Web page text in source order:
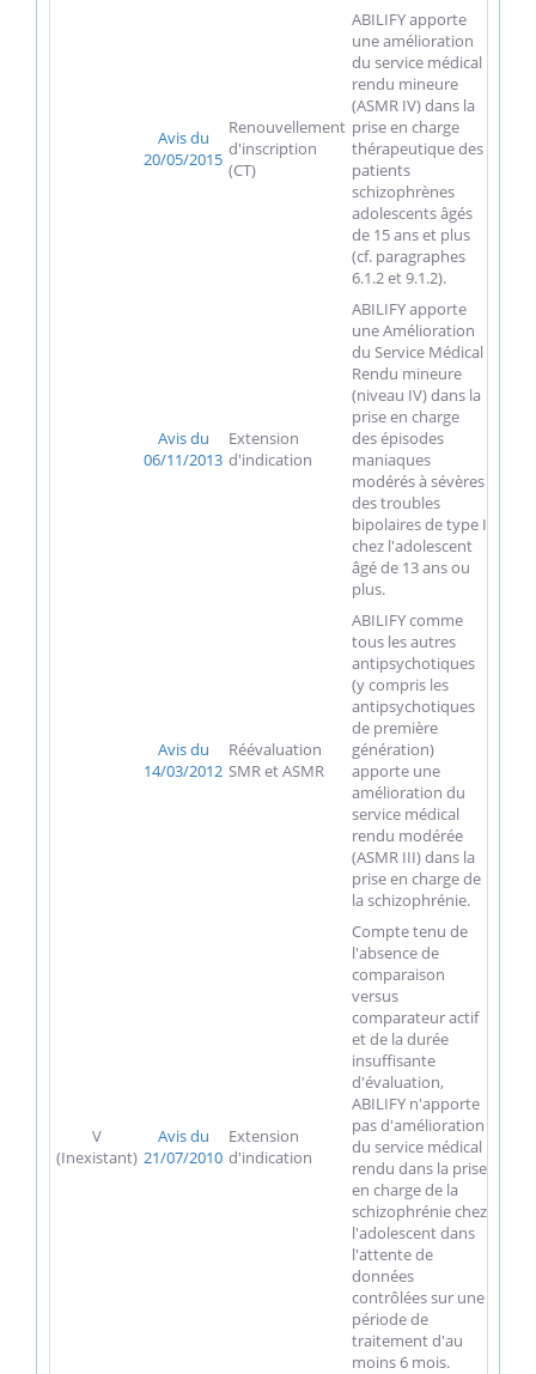
Avis du
20/05/2015
Renouvellement
d'inscription
(CT)
ABILIFY apporte
une amélioration
du service médical
rendu mineure
(ASMR IV) dans la
prise en charge
thérapeutique des
patients
schizophrènes
adolescents âgés
de 15 ans et plus
(cf. paragraphes
6.1.2 et 9.1.2).
Avis du
06/11/2013
Extension
d'indication
ABILIFY apporte
une Amélioration
du Service Médical
Rendu mineure
(niveau IV) dans la
prise en charge
des épisodes
maniaques
modérés à sévères
des troubles
bipolaires de type I
chez l'adolescent
âgé de 13 ans ou
plus.
Avis du
14/03/2012
Réévaluation
SMR et ASMR
ABILIFY comme
tous les autres
antipsychotiques
(y compris les
antipsychotiques
de première
génération)
apporte une
amélioration du
service médical
rendu modérée
(ASMR III) dans la
prise en charge de
la schizophrénie.
V
(Inexistant)
Avis du
21/07/2010
Extension
d'indication
Compte tenu de
l'absence de
comparaison
versus
comparateur actif
et de la durée
insuffisante
d'évaluation,
ABILIFY n'apporte
pas d'amélioration
du service médical
rendu dans la prise
en charge de la
schizophrénie chez
l'adolescent dans
l'attente de
données
contrôlées sur une
période de
traitement d'au
moins 6 mois.